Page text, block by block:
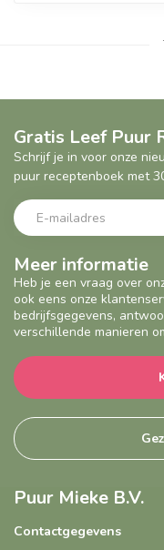
Meer informatie
Heb je een vraag over
ook eens onze
bedrijfsgegevens,
verschillende manieren
Gratis Leef Puur
Schrijf je in voor onze
puur receptenboek met
Puur Mieke B.V.
Contactgegevens